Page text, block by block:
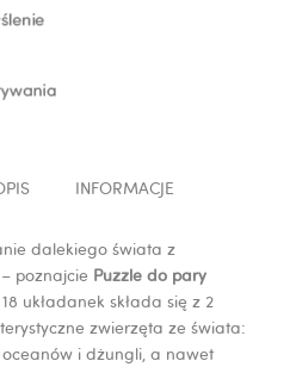
INFORMACJE
dalekiego świata z
poznajcie Puzzle do pary
układanek składa się z 2
zwierzęta ze świata:
i dżungli, a nawet